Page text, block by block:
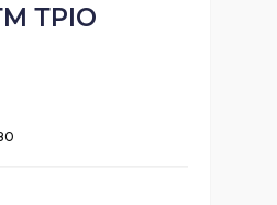
ТРІО